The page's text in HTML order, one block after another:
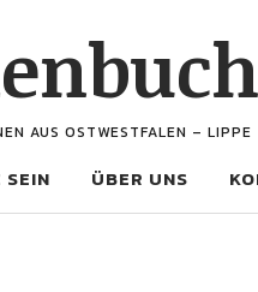
AUS OSTWESTFALEN – LIPPE
SEIN ÜBER UNS